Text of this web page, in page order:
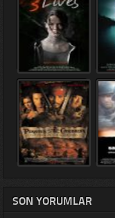
SON YORUMLAR